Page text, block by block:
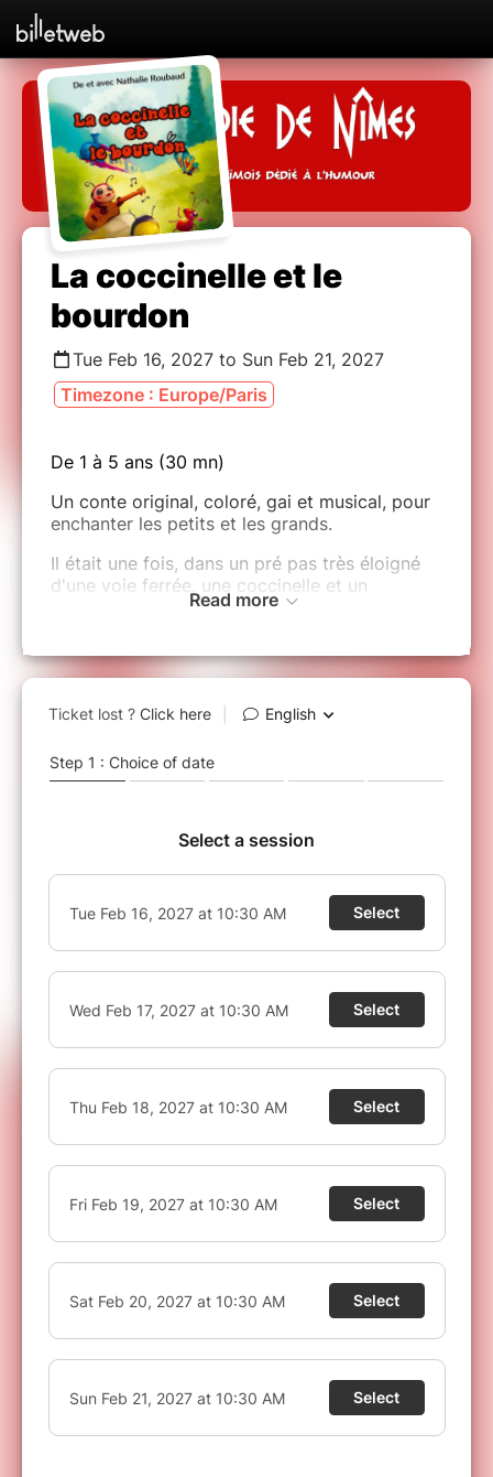
La coccinelle et le
bourdon
Tue Feb 16, 2027 to Sun Feb 21, 2027
Timezone : Europe/Paris
De 1 à 5 ans (30 mn)
Un conte original, coloré, gai et musical, pour
enchanter les petits et les grands.
Il était une fois, dans un pré pas très éloigné
d'une voie ferrée, une coccinelle et un
des trains qui passent. Pimprenelle la
décide de lui remonter le moral ! Et avec elle,
pâturage vont faire de leur mieux, pour rendre
le bourdon heureux.
s'émouvoir, rire et rêver.
Bébé de moins d'1 an
(applaudissements, musiques, etc) étant trop
perturbant pour un nourrisson, nous sommes
au regret de ne pas autoriser l'entrée pour les
enfants de moins d'1 an.
VOUS N'AVEZ PAS RECU VOTRE BILLET ?
Les réservations via Billetweb (notre partenaire
de billetterie sécurisée) sont disponibles en
temps réel. En cas de non réception de votre
billet, attention à ne pas confondre
confirmation d'achat. Le SMS de votre banque
autorise la tentative de transaction mais ne
garantie pas le paiement, il faut attendre l'écran
suivant (retour sur le site) pour savoir si le
paiement est passé ou non.
Read more